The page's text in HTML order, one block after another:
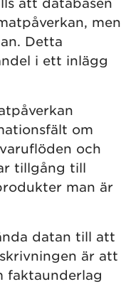
att databasen
men
Detta
i ett inlägg
om
och
tillgång till
man är
datan till att
är att
faktaunderlag